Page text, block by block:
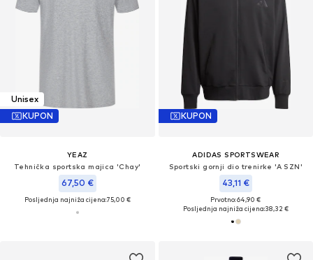
Unisex
KUPON
YEAZ
Tehnička sportska majica 'Chay'
67,50 €
Posljednja najniža cijena:75,00 €
KUPON
ADIDAS SPORTSWEAR
Sportski gornji dio trenirke 'A SZN'
43,11 €
Prvotno: 64,90 €
Posljednja najniža cijena:38,32 €